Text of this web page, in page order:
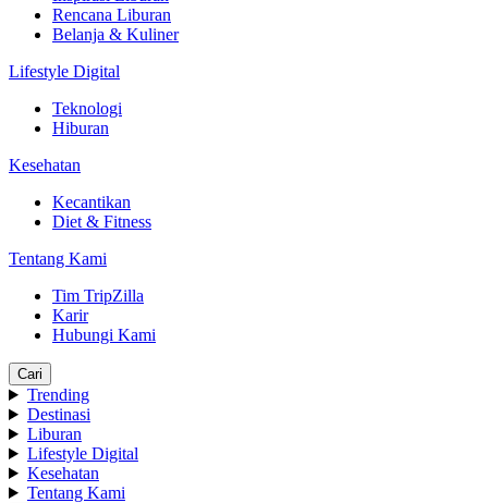
Rencana Liburan
Belanja & Kuliner
Lifestyle Digital
Teknologi
Hiburan
Kesehatan
Kecantikan
Diet & Fitness
Tentang Kami
Tim TripZilla
Karir
Hubungi Kami
Cari
Trending
Destinasi
Liburan
Lifestyle Digital
Kesehatan
Tentang Kami